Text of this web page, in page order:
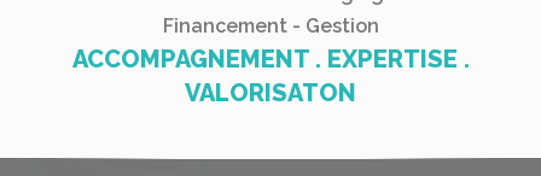
Financement - Gestion
ACCOMPAGNEMENT . EXPERTISE .
VALORISATON